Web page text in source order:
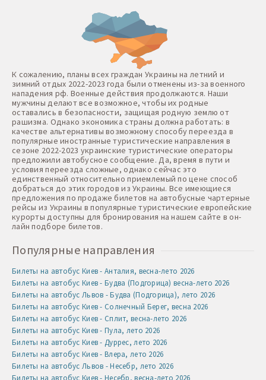
К сожалению, планы всех граждан Украины на летний и
зимний отдых 2022-2023 года были отменены из-за военного
нападения рф. Военные действия продолжаются. Наши
мужчины делают все возможное, чтобы их родные
оставались в безопасности, защищая родную землю от
рашизма. Однако экономика страны должна работать: в
качестве альтернативы возможному способу переезда в
популярные иностранные туристические направления в
сезоне 2022-2023 украинские туристические операторы
предложили автобусное сообщение. Да, время в пути и
условия переезда сложные, однако сейчас это
единственный относительно приемлемый по цене способ
добраться до этих городов из Украины. Все имеющиеся
предложения по продаже билетов на автобусные чартерные
рейсы из Украины в популярные туристические европейские
курорты доступны для бронирования на нашем сайте в он-
лайн подборе билетов.
Популярные направления
Билеты на автобус Киев - Анталия, весна-лето 2026
Билеты на автобус Киев - Будва (Подгорица) весна-лето 2026
Билеты на автобус Львов - Будва (Подгорица), лето 2026
Билеты на автобус Киев - Солнечный Берег, весна 2026
Билеты на автобус Киев - Сплит, весна-лето 2026
Билеты на автобус Киев - Пула, лето 2026
Билеты на автобус Киев - Дуррес, лето 2026
Билеты на автобус Киев - Влера, лето 2026
Билеты на автобус Львов - Несебр, лето 2026
Билеты на автобус Киев - Несебр, весна-лето 2026